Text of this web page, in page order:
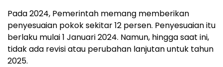
Pada 2024, Pemerintah memang memberikan
penyesuaian pokok sekitar 12 persen. Penyesuaian itu
berlaku mulai 1 Januari 2024. Namun, hingga saat ini,
tidak ada revisi atau perubahan lanjutan untuk tahun
2025.